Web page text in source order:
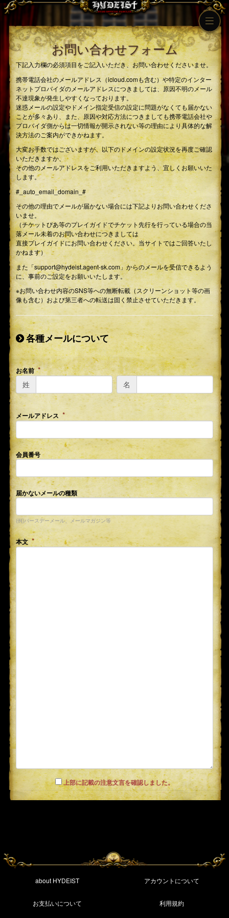
お問い合わせフォーム
下記入力欄の必須項目をご記入いただき、お問い合わせくださいませ。
携帯電話会社のメールアドレス（icloud.comも含む）や特定のインター
ネットプロバイダのメールアドレスにつきましては、原因不明のメール
不達現象が発生しやすくなっております。
迷惑メールの設定やドメイン指定受信の設定に問題がなくても届かない
ことが多々あり、また、原因や対応方法につきましても携帯電話会社や
プロバイダ側からは一切情報が開示されない等の理由により具体的な解
決方法のご案内ができかねます。
大変お手数ではございますが、以下のドメインの設定状況を再度ご確認
いただきますか、
その他のメールアドレスをご利用いただきますよう、宜しくお願いいた
します。
#_auto_email_domain_#
その他の理由でメールが届かない場合には下記よりお問い合わせくださ
いませ。
（チケットぴあ等のプレイガイドでチケット先行を行っている場合の当
落メール未着のお問い合わせにつきましては
直接プレイガイドにお問い合わせください。当サイトではご回答いたし
かねます）
また「support@hydeist.agent-sk.com」からのメールを受信できるよう
に、事前のご設定をお願いいたします。
※お問い合わせ内容のSNS等への無断転載（スクリーンショット等の画
像も含む）および第三者への転送は固く禁止させていただきます。
各種メールについて
お名前
姓 名
メールアドレス
会員番号
届かないメールの種類
(例)バースデーメール、メールマガジン等
本文
上部に記載の注意文言を確認しました。
about HYDEIST アカウントについて
お支払いについて 利用規約